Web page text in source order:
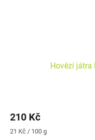
Hovězí játra
210 Kč
Měrná
21 Kč / 100 g